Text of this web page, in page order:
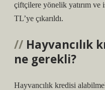
çiftçilere yönelik yatırım ve
TL’ye çıkarıldı.
Hayvancılık
ne gerekli?
Hayvancılık kredisi